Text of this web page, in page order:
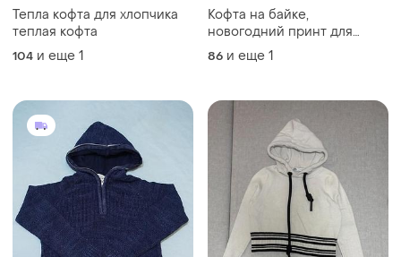
Тепла кофта для хлопчика
теплая кофта
104 и еще 1
Кофта на байке,
новогодний принт для
малыша.
86 и еще 1